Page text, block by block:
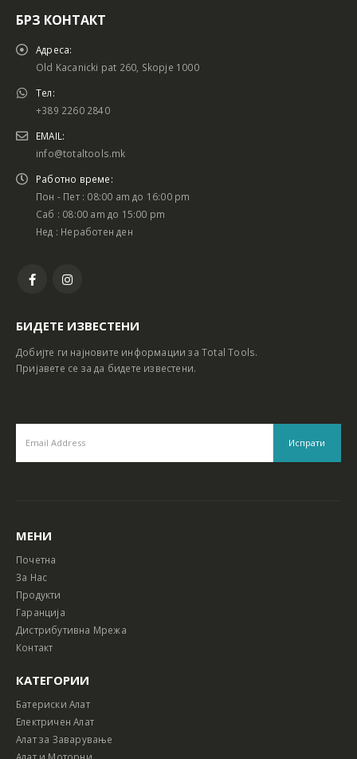
БРЗ КОНТАКТ
Адреса:
Old Kacanicki pat 260, Skopje 1000
Тел:
+389 2260 2840
EMAIL:
info@totaltools.mk
Работно време:
Пон - Пет : 08:00 am до 16:00 pm
Саб : 08:00 am до 15:00 pm
Нед : Неработен ден
БИДЕТЕ ИЗВЕСТЕНИ
Добијте ги најновите информации за Total Tools.
Пријавете се за да бидете известени.
МЕНИ
Почетна
За Нас
Продукти
Гаранција
Дистрибутивна Мрежа
Контакт
КАТЕГОРИИ
Батериски Алат
Електричен Алат
Алат за Заварување